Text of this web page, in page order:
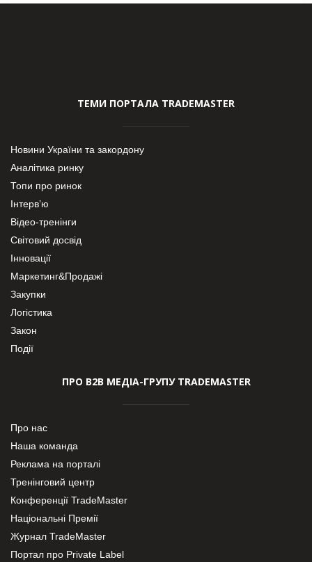
ТЕМИ ПОРТАЛА TRADEMASTER
Новини України та закордону
Аналітика ринку
Топи про ринок
Інтерв’ю
Відео-тренінги
Світовий досвід
Інновації
Маркетинг&Продажі
Закупки
Логістика
Закон
Події
ПРО В2В МЕДІА-ГРУПУ TRADEMASTER
Про нас
Наша команда
Реклама на порталі
Тренінговий центр
Конференції TradeMaster
Національні Премії
Журнал TradeMaster
Портал про Private Label